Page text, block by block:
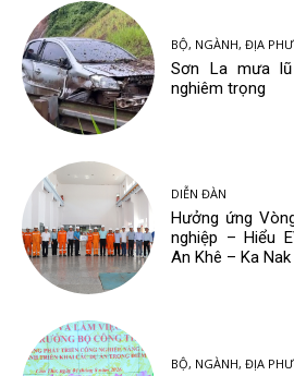
BỘ, NGÀNH, ĐỊA
Sơn La mưa
nghiêm trọng
DIỄN ĐÀN
Hưởng ứng
nghiệp – Hiểu
An Khê – Ka
BỘ, NGÀNH, ĐỊA